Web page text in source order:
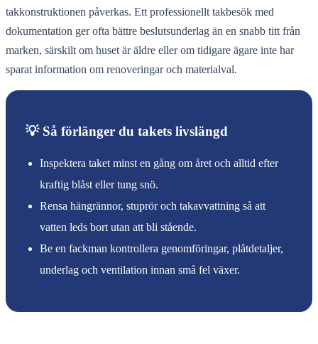
takkonstruktionen påverkas. Ett professionellt takbesök med
dokumentation ger ofta bättre beslutsunderlag än en snabb titt från
marken, särskilt om huset är äldre eller om tidigare ägare inte har
sparat information om renoveringar och materialval.
💡 Så förlänger du takets livslängd
Inspektera taket minst en gång om året och alltid efter
kraftig blåst eller tung snö.
Rensa hängrännor, stuprör och takavvattning så att
vatten leds bort utan att bli stående.
Be en fackman kontrollera genomföringar, plåtdetaljer,
underlag och ventilation innan små fel växer.